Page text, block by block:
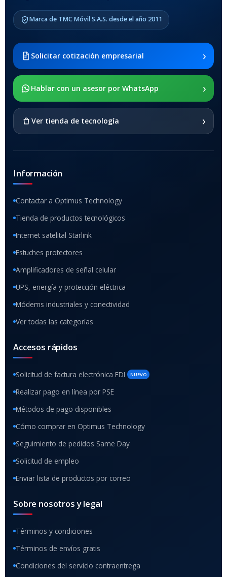
COMPATIBLES
2021 SM-x200 / Samsung
Galaxy Tab A8 10.5 2021 SM-
x205
SOPORTE DE APOYO
Marca de TMC Móvil S.A.S. desde el año 2011
Solicitar cotización empresarial ›
Hablar con un asesor por WhatsApp ›
Ver tienda de tecnología ›
Información
Contactar a Optimus Technology
Tienda de productos tecnológicos
Internet satelital Starlink
Estuches protectores
Amplificadores de señal celular
UPS, energía y protección eléctrica
Módems industriales y conectividad
Ver todas las categorías
Accesos rápidos
Solicitud de factura electrónica EDI NUEVO
Realizar pago en línea por PSE
Métodos de pago disponibles
Cómo comprar en Optimus Technology
Seguimiento de pedidos Same Day
Solicitud de empleo
Enviar lista de productos por correo
Sobre nosotros y legal
Términos y condiciones
Términos de envíos gratis
Condiciones del servicio contraentrega